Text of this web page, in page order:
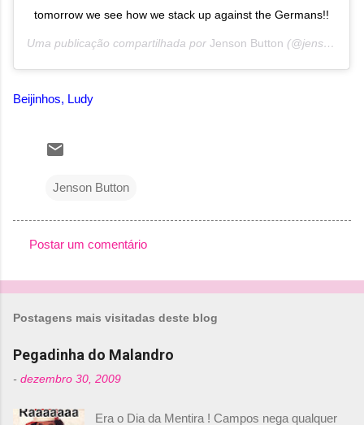
tomorrow we see how we stack up against the Germans!!
Uma publicação compartilhada por Jenson Button (@jensonbutton) em
Beijinhos, Ludy
Jenson Button
o
n
t
r
Postar um comentário
Postagens mais visitadas deste blog
Pegadinha do Malandro
- dezembro 30, 2009
Era o Dia da Mentira ! Campos nega qualquer